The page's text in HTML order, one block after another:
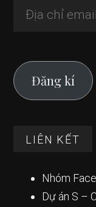
Đăng kí
LIÊN KẾT
Nhóm
Dự án S –